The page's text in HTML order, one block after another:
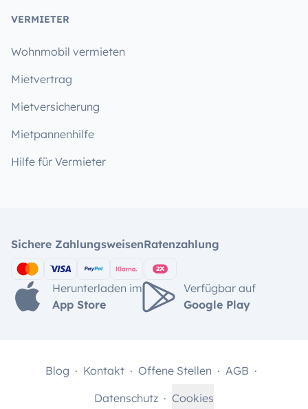
VERMIETER
Wohnmobil vermieten
Mietvertrag
Mietversicherung
Mietpannenhilfe
Hilfe für Vermieter
Sichere ZahlungsweisenRatenzahlung
Herunterladen im
App Store
Verfügbar auf
Google Play
Blog Kontakt Offene Stellen
AGB
Datenschutz
Cookies